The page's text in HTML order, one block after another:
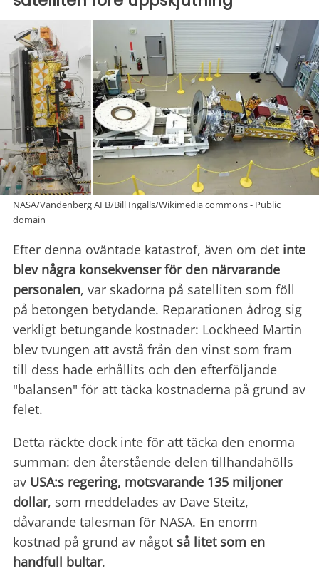
NASA/Vandenberg AFB/Bill Ingalls/Wikimedia commons - Public
domain
Efter denna oväntade katastrof, även om det inte
blev några konsekvenser för den närvarande
personalen, var skadorna på satelliten som föll
på betongen betydande. Reparationen ådrog sig
verkligt betungande kostnader: Lockheed Martin
blev tvungen att avstå från den vinst som fram
till dess hade erhållits och den efterföljande
"balansen" för att täcka kostnaderna på grund av
felet.
Detta räckte dock inte för att täcka den enorma
summan: den återstående delen tillhandahölls
av USA:s regering, motsvarande 135 miljoner
dollar, som meddelades av Dave Steitz,
dåvarande talesman för NASA. En enorm
kostnad på grund av något så litet som en
handfull bultar.